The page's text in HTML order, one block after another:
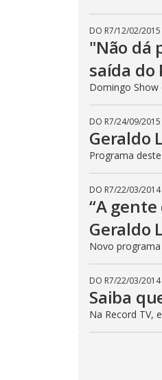
DO R7/12/02/2015
"Não dá
saída do
Domingo Show
DO R7/24/09/2015
Geraldo
Programa
DO R7/22/03/2014
“A
Geraldo
Novo
DO R7/22/03/2014
Saiba
Na Record TV,